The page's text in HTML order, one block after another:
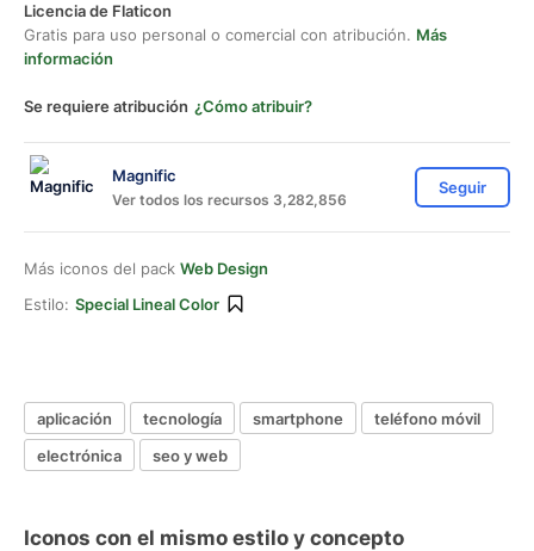
Licencia de Flaticon
Gratis para uso personal o comercial con atribución. Más
información
Se requiere atribución ¿Cómo atribuir?
Magnific
Ver todos los recursos 3,282,856
Seguir
Más iconos del pack Web Design
Estilo: Special Lineal Color
aplicación tecnología smartphone
teléfono móvil
electrónica
seo y web
Iconos con el mismo estilo y concepto